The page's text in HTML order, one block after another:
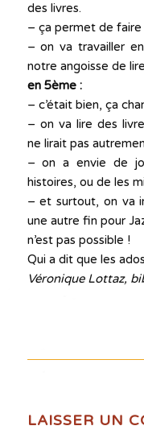
des livres.
– ça permet de
– on va travailler
notre angoisse de
en 5ème :
– c’était bien, ça
– on va lire des
ne lirait pas
– on a envie de
histoires, ou de les
– et surtout, on va
une autre fin pour
n’est pas possible !
Qui a dit que les
Véronique Lottaz,
LAISSER UN